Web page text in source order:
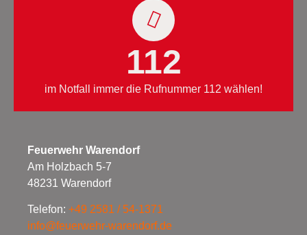
112
im Notfall immer die Rufnummer 112 wählen!
Feuerwehr Warendorf
Am Holzbach 5-7
48231 Warendorf
Telefon: +49 2581 / 54-1371
info@feuerwehr-warendorf.de